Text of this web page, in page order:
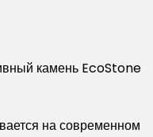
камень EcoStone
на современном